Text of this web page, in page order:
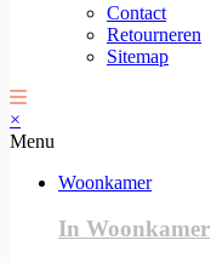
Contact
Retourneren
Sitemap
×
Menu
Woonkamer
In Woonkamer